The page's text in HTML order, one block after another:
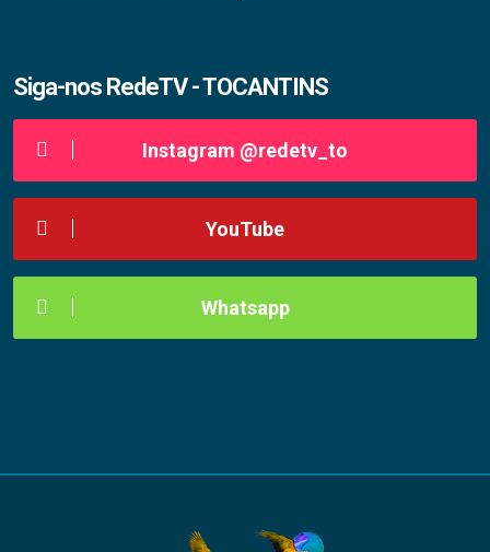
Siga-nos RedeTV - TOCANTINS
Instagram @redetv_to
YouTube
Whatsapp